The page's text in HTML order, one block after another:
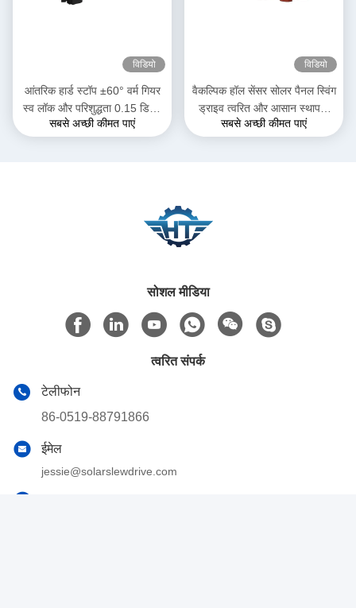
विडियो
आंतरिक हार्ड स्टॉप ±60° वर्म गियर
स्व लॉक और परिशुद्धता 0.15 डिग्री
के साथ स्लीव ड्राइव
सबसे अच्छी कीमत पाएं
विडियो
वैकल्पिक हॉल सेंसर सोलर पैनल स्विंग
ड्राइव त्वरित और आसान स्थापना
और अनुकूलित समाधान के लिए
सबसे अच्छी कीमत पाएं
सोशल मीडिया
त्वरित संपर्क
टेलीफोन
86-0519-88791866
ईमेल
jessie@solarslewdrive.com